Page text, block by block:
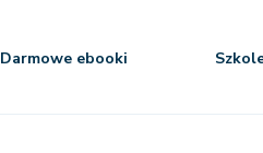
Darmowe ebooki